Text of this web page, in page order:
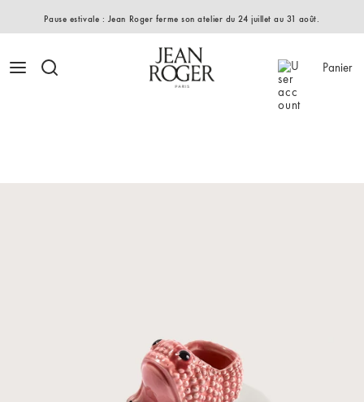
Pause estivale : Jean Roger ferme son atelier du 24 juillet au 31 août.
Panier